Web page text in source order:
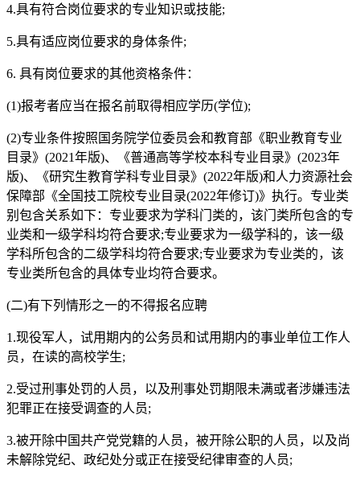
4.具有符合岗位要求的专业知识或技能;
5.具有适应岗位要求的身体条件;
6. 具有岗位要求的其他资格条件：
(1)报考者应当在报名前取得相应学历(学位);
(2)专业条件按照国务院学位委员会和教育部《职业教育专业
目录》(2021年版)、《普通高等学校本科专业目录》(2023年
版)、《研究生教育学科专业目录》(2022年版)和人力资源社会
保障部《全国技工院校专业目录(2022年修订)》执行。专业类
别包含关系如下：专业要求为学科门类的，该门类所包含的专
业类和一级学科均符合要求;专业要求为一级学科的，该一级
学科所包含的二级学科均符合要求;专业要求为专业类的，该
专业类所包含的具体专业均符合要求。
(二)有下列情形之一的不得报名应聘
1.现役军人，试用期内的公务员和试用期内的事业单位工作人
员，在读的高校学生;
2.受过刑事处罚的人员，以及刑事处罚期限未满或者涉嫌违法
犯罪正在接受调查的人员;
3.被开除中国共产党党籍的人员，被开除公职的人员，以及尚
未解除党纪、政纪处分或正在接受纪律审查的人员;